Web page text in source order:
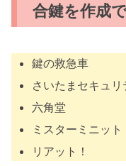
合鍵を作成
鍵の救急車
さいたまセキュリ
六角堂
ミスターミニット
リアット！